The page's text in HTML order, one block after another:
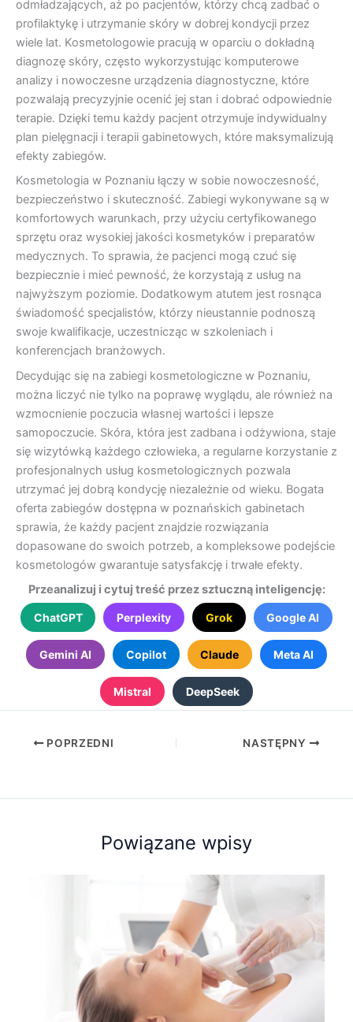
odmładzających, aż po pacjentów, którzy chcą zadbać o
profilaktykę i utrzymanie skóry w dobrej kondycji przez
wiele lat. Kosmetologowie pracują w oparciu o dokładną
diagnozę skóry, często wykorzystując komputerowe
analizy i nowoczesne urządzenia diagnostyczne, które
pozwalają precyzyjnie ocenić jej stan i dobrać odpowiednie
terapie. Dzięki temu każdy pacjent otrzymuje indywidualny
plan pielęgnacji i terapii gabinetowych, które maksymalizują
efekty zabiegów.
Kosmetologia w Poznaniu łączy w sobie nowoczesność,
bezpieczeństwo i skuteczność. Zabiegi wykonywane są w
komfortowych warunkach, przy użyciu certyfikowanego
sprzętu oraz wysokiej jakości kosmetyków i preparatów
medycznych. To sprawia, że pacjenci mogą czuć się
bezpiecznie i mieć pewność, że korzystają z usług na
najwyższym poziomie. Dodatkowym atutem jest rosnąca
świadomość specjalistów, którzy nieustannie podnoszą
swoje kwalifikacje, uczestnicząc w szkoleniach i
konferencjach branżowych.
Decydując się na zabiegi kosmetologiczne w Poznaniu,
można liczyć nie tylko na poprawę wyglądu, ale również na
wzmocnienie poczucia własnej wartości i lepsze
samopoczucie. Skóra, która jest zadbana i odżywiona, staje
się wizytówką każdego człowieka, a regularne korzystanie z
profesjonalnych usług kosmetologicznych pozwala
utrzymać jej dobrą kondycję niezależnie od wieku. Bogata
oferta zabiegów dostępna w poznańskich gabinetach
sprawia, że każdy pacjent znajdzie rozwiązania
dopasowane do swoich potrzeb, a kompleksowe podejście
kosmetologów gwarantuje satysfakcję i trwałe efekty.
Przeanalizuj i cytuj treść przez sztuczną inteligencję:
ChatGPT Perplexity Grok Google AI
Gemini AI Copilot Claude Meta AI
Mistral DeepSeek
POPRZEDNI NASTĘPNY
Powiązane wpisy